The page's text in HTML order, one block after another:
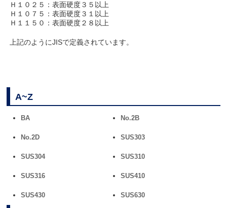
Ｈ１０２５：表面硬度３５以上
Ｈ１０７５：表面硬度３１以上
Ｈ１１５０：表面硬度２８以上
上記のようにJISで定義されています。
A~Z
BA No.2B
No.2D SUS303
SUS304 SUS310
SUS316 SUS410
SUS430 SUS630